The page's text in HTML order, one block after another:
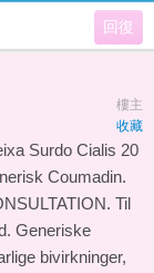
回復
樓主
收藏
Surdo Cialis 20
Coumadin.
Til
Generiske
bivirkninger,